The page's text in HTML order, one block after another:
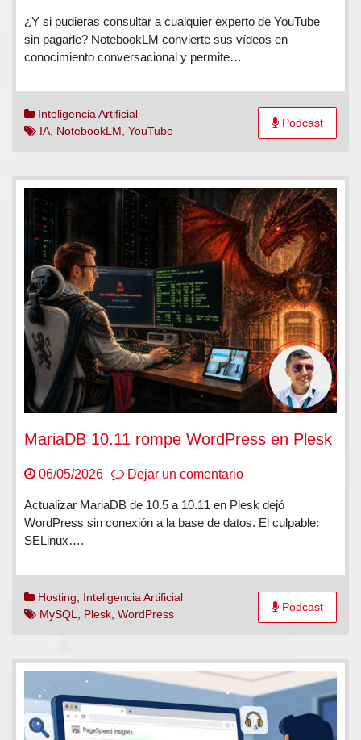
analiza
videos
¿Y si pudieras consultar a cualquier experto de YouTube
sin pagarle? NotebookLM convierte sus vídeos en
conocimiento conversacional y permite…
Inteligencia Artificial
IA NotebookLM YouTube
Podcast
MariaDB 10.11 rompe WordPress en Plesk
06/05/2026 Dejar un comentarioen
10.11
rompe
Plesk
Actualizar MariaDB de 10.5 a 10.11 en Plesk dejó
WordPress sin conexión a la base de datos. El culpable:
SELinux….
Hosting
Inteligencia Artificial
MySQL
Plesk WordPress
Podcast